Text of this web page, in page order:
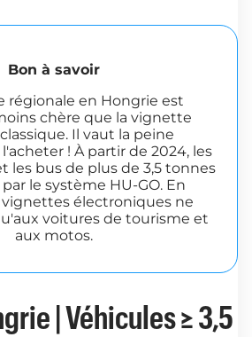
Bon à savoir
régionale en Hongrie est
chère que la vignette
Il vaut la peine
! À partir de 2024, les
les bus de plus de 3,5 tonnes
le système HU-GO. En
vignettes électroniques ne
voitures de tourisme et
aux motos.
| Véhicules ≥ 3,5